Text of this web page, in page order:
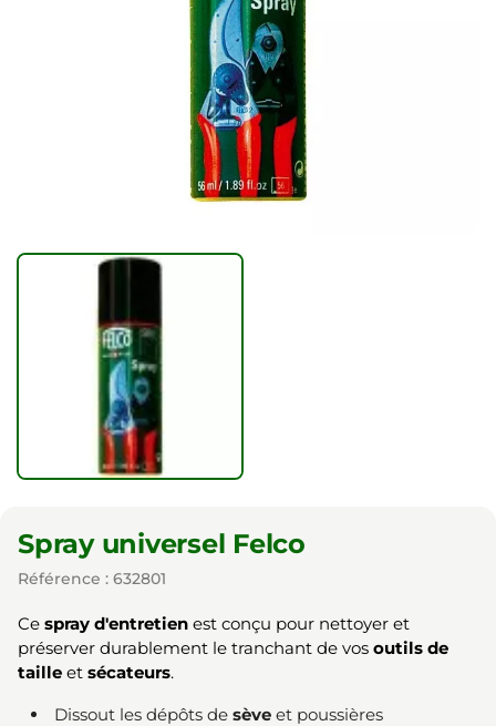
Spray universel Felco
Référence : 632801
Ce spray d'entretien est conçu pour nettoyer et
préserver durablement le tranchant de vos outils de
taille et sécateurs.
Dissout les dépôts de sève et poussières